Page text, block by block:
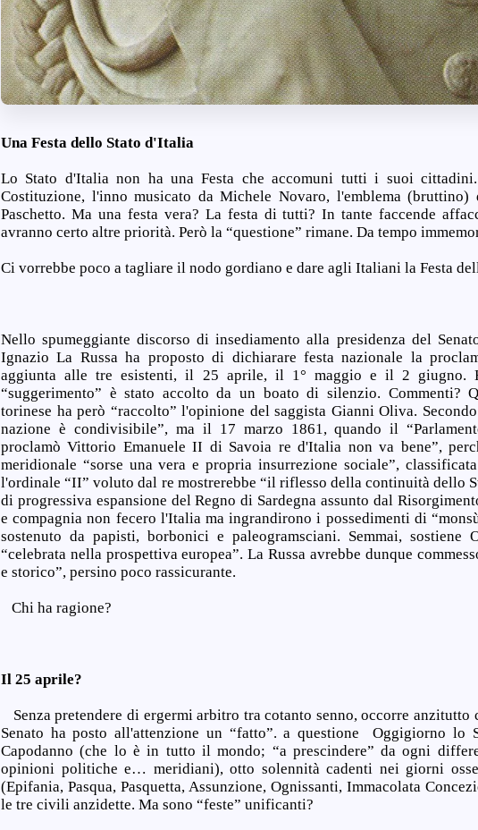
Una Festa dello Stato d'Italia
Lo Stato d'Italia non ha una Festa che accomuni tutti i suoi
Costituzione, l'inno musicato da Michele Novaro, l'emblema (bruttino)
Paschetto. Ma una festa vera? La festa di tutti? In tante faccende
avranno certo altre priorità. Però la “questione” rimane. Da tempo
Ci vorrebbe poco a tagliare il nodo gordiano e dare agli Italiani la Festa
Nello spumeggiante discorso di insediamento alla presidenza del
Ignazio La Russa ha proposto di dichiarare festa nazionale la
aggiunta alle tre esistenti, il 25 aprile, il 1° maggio e il 2 giugno.
“suggerimento” è stato accolto da un boato di silenzio. Commenti?
torinese ha però “raccolto” l'opinione del saggista Gianni Oliva.
nazione è condivisibile”, ma il 17 marzo 1861, quando il
proclamò Vittorio Emanuele II di Savoia re d'Italia non va bene”,
meridionale “sorse una vera e propria insurrezione sociale”,
l'ordinale “II” voluto dal re mostrerebbe “il riflesso della continuità dello
di progressiva espansione del Regno di Sardegna assunto dal
e compagnia non fecero l'Italia ma ingrandirono i possedimenti di
sostenuto da papisti, borbonici e paleogramsciani. Semmai, sostiene
“celebrata nella prospettiva europea”. La Russa avrebbe dunque
e storico”, persino poco rassicurante.
Chi ha ragione?
Il 25 aprile?
Senza pretendere di ergermi arbitro tra cotanto senno, occorre anzitutto
Senato ha posto all'attenzione un “fatto”. a questione Oggigiorno lo
Capodanno (che lo è in tutto il mondo; “a prescindere” da ogni
opinioni politiche e… meridiani), otto solennità cadenti nei giorni
(Epifania, Pasqua, Pasquetta, Assunzione, Ognissanti, Immacolata
le tre civili anzidette. Ma sono “feste” unificanti?